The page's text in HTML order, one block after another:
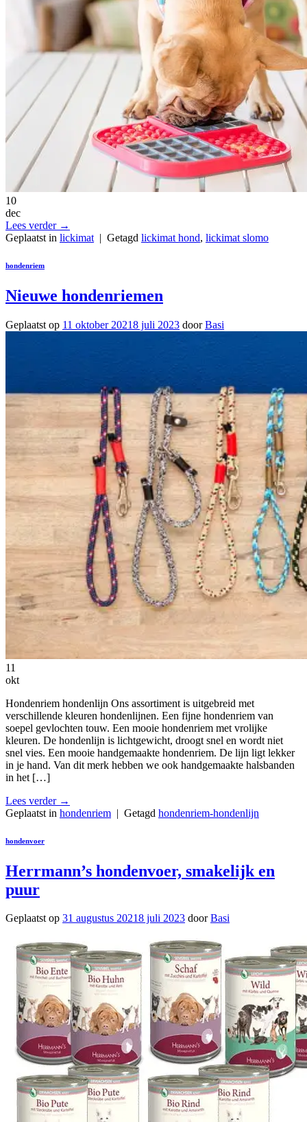
10
dec
Lees verder →
Geplaatst in lickimat | Getagd lickimat hond, lickimat slomo
hondenriem
Nieuwe hondenriemen
Geplaatst op 11 oktober 20218 juli 2023 doorBasi
11
okt
Hondenriem hondenlijn Ons assortiment is uitgebreid met
verschillende kleuren hondenlijnen. Een fijne hondenriem van
soepel gevlochten touw. Een mooie hondenriem met vrolijke
kleuren. De hondenlijn is lichtgewicht, droogt snel en wordt niet
snel vies. Een mooie handgemaakte hondenriem. De lijn ligt lekker
in je hand. Van dit merk hebben we ook handgemaakte halsbanden
in het […]
Lees verder →
Geplaatst in hondenriem | Getagd hondenriem-hondenlijn
hondenvoer
Herrmann’s hondenvoer, smakelijk en
puur
Geplaatst op 31 augustus 20218 juli 2023 doorBasi